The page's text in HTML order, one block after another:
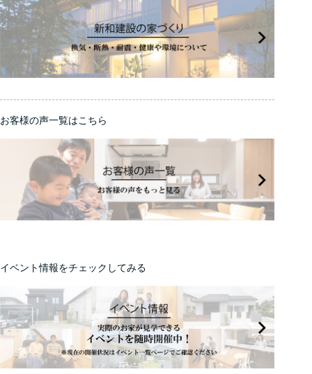
お客様の声一覧はこちら
イベント情報をチェックしてみる